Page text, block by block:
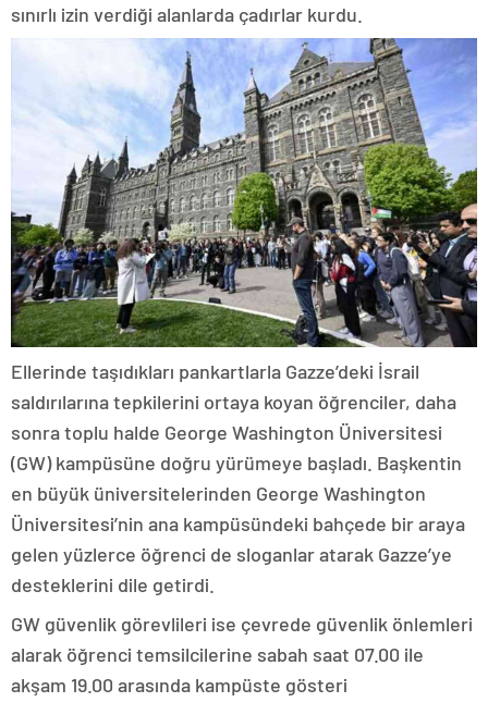
sınırlı izin verdiği alanlarda çadırlar kurdu.
Ellerinde taşıdıkları pankartlarla Gazze’deki İsrail
saldırılarına tepkilerini ortaya koyan öğrenciler, daha
sonra toplu halde George Washington Üniversitesi
(GW) kampüsüne doğru yürümeye başladı. Başkentin
en büyük üniversitelerinden George Washington
Üniversitesi’nin ana kampüsündeki bahçede bir araya
gelen yüzlerce öğrenci de sloganlar atarak Gazze’ye
desteklerini dile getirdi.
GW güvenlik görevlileri ise çevrede güvenlik önlemleri
alarak öğrenci temsilcilerine sabah saat 07.00 ile
akşam 19.00 arasında kampüste gösteri